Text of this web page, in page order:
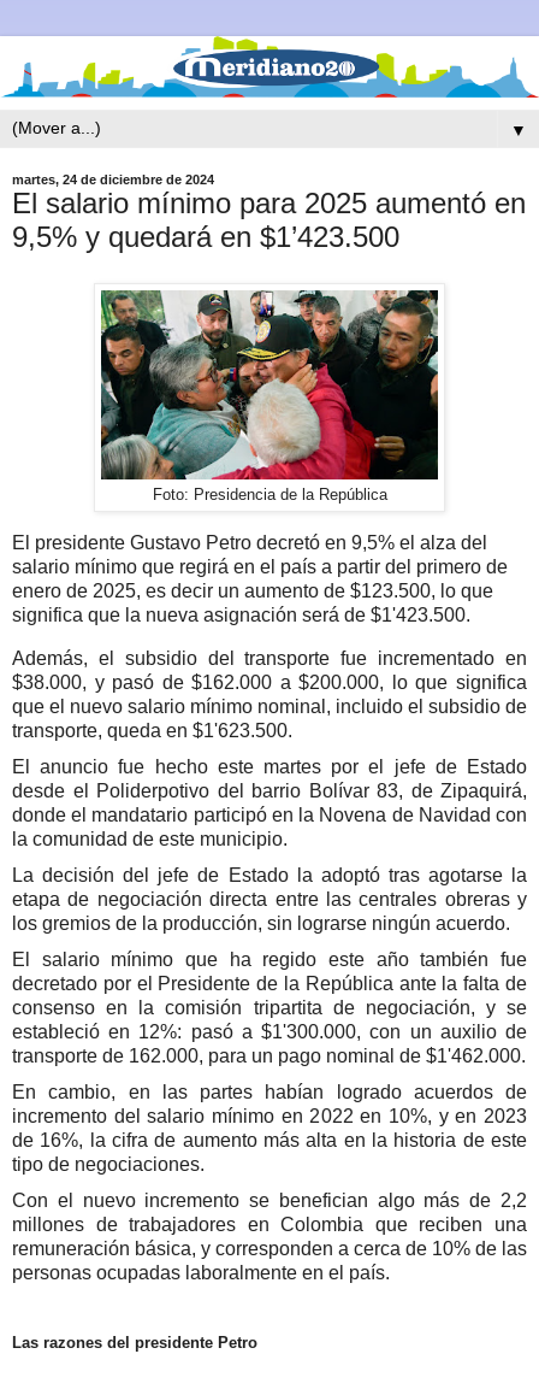
▼
martes, 24 de diciembre de 2024
El salario mínimo para 2025 aumentó en
9,5% y quedará en $1’423.500
Foto: Presidencia de la República
El presidente Gustavo Petro decretó en 9,5% el alza del
salario mínimo que regirá en el país a partir del primero de
enero de 2025, es decir un aumento de $123.500, lo que
significa que la nueva asignación será de $1'423.500.
Además, el subsidio del transporte fue incrementado en
$38.000, y pasó de $162.000 a $200.000, lo que significa
que el nuevo salario mínimo nominal, incluido el subsidio de
transporte, queda en $1'623.500.
El anuncio fue hecho este martes por el jefe de Estado
desde el Poliderpotivo del barrio Bolívar 83, de Zipaquirá,
donde el mandatario participó en la Novena de Navidad con
la comunidad de este municipio.
La decisión del jefe de Estado la adoptó tras agotarse la
etapa de negociación directa entre las centrales obreras y
los gremios de la producción, sin lograrse ningún acuerdo.
El salario mínimo que ha regido este año también fue
decretado por el Presidente de la República ante la falta de
consenso en la comisión tripartita de negociación, y se
estableció en 12%: pasó a $1'300.000, con un auxilio de
transporte de 162.000, para un pago nominal de $1'462.000.
En cambio, en las partes habían logrado acuerdos de
incremento del salario mínimo en 2022 en 10%, y en 2023
de 16%, la cifra de aumento más alta en la historia de este
tipo de negociaciones.
Con el nuevo incremento se benefician algo más de 2,2
millones de trabajadores en Colombia que reciben una
remuneración básica, y corresponden a cerca de 10% de las
personas ocupadas laboralmente en el país.
Las razon​es del presidente Petro